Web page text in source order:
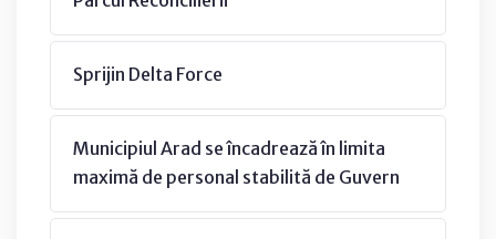
Sprijin Delta Force
Municipiul Arad se încadrează în limita
maximă de personal stabilită de Guvern